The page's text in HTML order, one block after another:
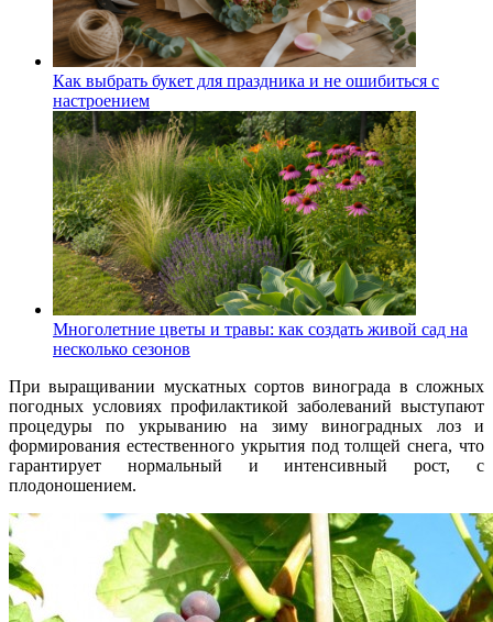
Как выбрать букет для праздника и не ошибиться с
настроением
Многолетние цветы и травы: как создать живой сад на
несколько сезонов
При выращивании мускатных сортов винограда в сложных
погодных условиях профилактикой заболеваний выступают
процедуры по укрыванию на зиму виноградных лоз и
формирования естественного укрытия под толщей снега, что
гарантирует нормальный и интенсивный рост, с
плодоношением.